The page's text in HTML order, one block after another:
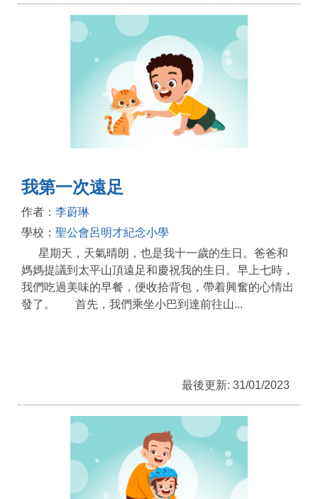
我第一次遠足
作者： 李蔚琳
學校： 聖公會呂明才紀念小學
星期天，天氣晴朗，也是我十一歲的生日。爸爸和
媽媽提議到太平山頂遠足和慶祝我的生日。早上七時，
我們吃過美味的早餐，便收拾背包，帶着興奮的心情出
發了。 首先，我們乘坐小巴到達前往山...
最後更新: 31/01/2023